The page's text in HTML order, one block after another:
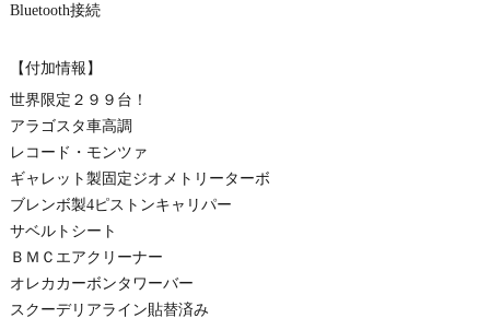
Bluetooth接続
【付加情報】
世界限定２９９台！
アラゴスタ車高調
レコード・モンツァ
ギャレット製固定ジオメトリーターボ
ブレンボ製4ピストンキャリパー
サベルトシート
ＢＭＣエアクリーナー
オレカカーボンタワーバー
スクーデリアライン貼替済み